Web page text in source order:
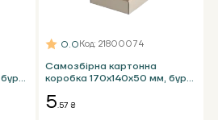
Самозбірна картонна
коробка 170х140х50 мм, бура
0.0Код: 21800074
5.57 ₴